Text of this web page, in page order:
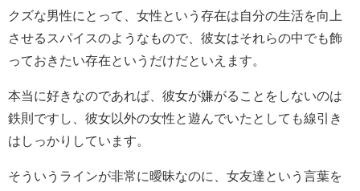
クズな男性にとって、女性という存在は自分の生活を向上
させるスパイスのようなもので、彼女はそれらの中でも飾
っておきたい存在というだけだといえます。
本当に好きなのであれば、彼女が嫌がることをしないのは
鉄則ですし、彼女以外の女性と遊んでいたとしても線引き
はしっかりしています。
そういうラインが非常に曖昧なのに、女友達という言葉を